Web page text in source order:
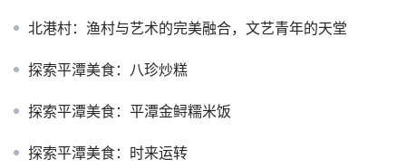
北港村：渔村与艺术的完美融合，文艺青年的天堂
探索平潭美食：八珍炒糕
探索平潭美食：平潭金鲟糯米饭
探索平潭美食：时来运转